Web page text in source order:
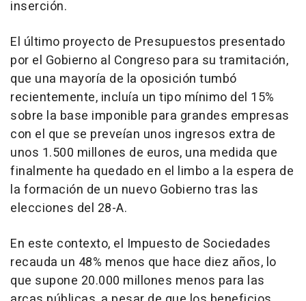
inserción.
El último proyecto de Presupuestos presentado
por el Gobierno al Congreso para su tramitación,
que una mayoría de la oposición tumbó
recientemente, incluía un tipo mínimo del 15%
sobre la base imponible para grandes empresas
con el que se preveían unos ingresos extra de
unos 1.500 millones de euros, una medida que
finalmente ha quedado en el limbo a la espera de
la formación de un nuevo Gobierno tras las
elecciones del 28-A.
En este contexto, el Impuesto de Sociedades
recauda un 48% menos que hace diez años, lo
que supone 20.000 millones menos para las